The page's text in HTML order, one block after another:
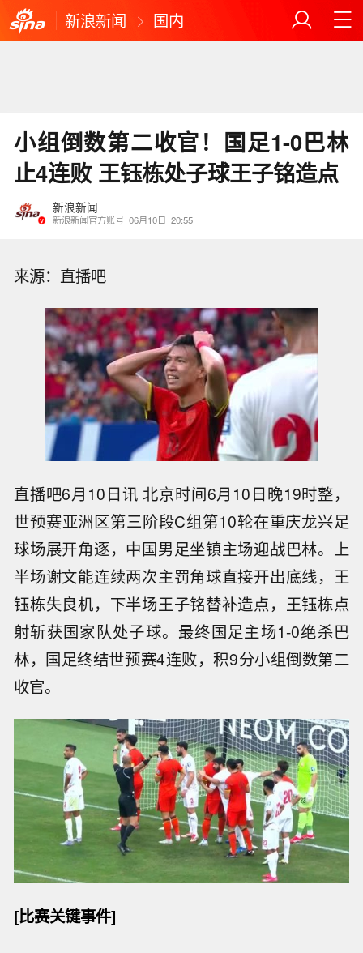
新浪新闻 国内
小组倒数第二收官！国足1-0巴林
止4连败 王钰栋处子球王子铭造点
新浪新闻
新浪新闻官方账号 06月10日 20:55
来源：直播吧
直播吧6月10日讯 北京时间6月10日晚19时整，
世预赛亚洲区第三阶段C组第10轮在重庆龙兴足
球场展开角逐，中国男足坐镇主场迎战巴林。上
半场谢文能连续两次主罚角球直接开出底线，王
钰栋失良机，下半场王子铭替补造点，王钰栋点
射斩获国家队处子球。最终国足主场1-0绝杀巴
林，国足终结世预赛4连败，积9分小组倒数第二
收官。
[比赛关键事件]